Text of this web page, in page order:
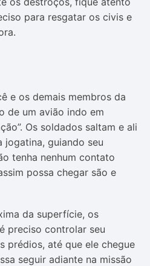
para resgatar os civis e
e os demais membros da
de um avião indo em
Os soldados saltam e ali
guiando seu
tenha nenhum contato
possa chegar são e
da superfície, os
preciso controlar seu
prédios, até que ele chegue
seguir adiante na missão